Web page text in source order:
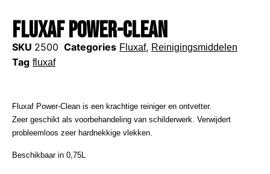
Fluxaf Power-Clean
SKU 2500 Categories Fluxaf, Reinigingsmiddelen
Tag fluxaf
Fluxaf Power-Clean is een krachtige reiniger en ontvetter.
Zeer geschikt als voorbehandeling van schilderwerk. Verwijdert
probleemloos zeer hardnekkige vlekken.
Beschikbaar in 0,75L